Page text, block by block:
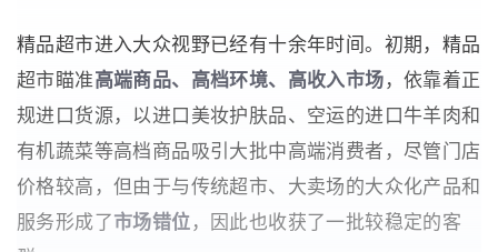
精品超市进入大众视野已经有十余年时间。初期，精品
超市瞄准高端商品、高档环境、高收入市场 ，依靠着正
规进口货源，以进口美妆护肤品、空运的进口牛羊肉和
有机蔬菜等高档商品吸引大批中高端消费者，尽管门店
价格较高，但由于与传统超市、大卖场的大众化产品和
服务形成了市场错位 ，因此也收获了一批较稳定的客